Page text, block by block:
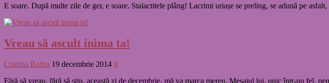
E soare. După multe zile de ger, e soare. Stalactitele plâng! Lacrimi uriașe se preling, se adună pe
Vreau să ascult inima ta!
Cristina Barbu 19 decembrie 2014 0
Fără să vreau, fără să știu, această zi de decembrie, mă va marca mereu. Mesajul lui, unic într-un fel,